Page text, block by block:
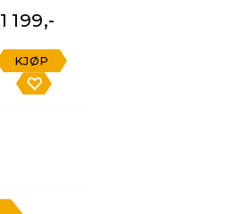
1 199,-
KJØP